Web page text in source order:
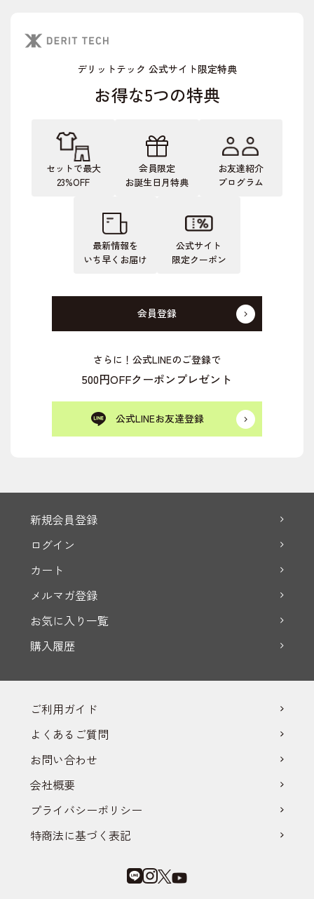
デリットテック 公式サイト限定特典
お得な5つの特典
セットで最大
23%OFF
会員限定
お誕生日月特典
お友達紹介
プログラム
最新情報を
いち早くお届け
公式サイト
限定クーポン
会員登録
さらに！公式LINEのご登録で
500円OFFクーポンプレゼント
公式LINEお友達登録
新規会員登録
ログイン
カート
メルマガ登録
お気に入り一覧
購入履歴
ご利用ガイド
よくあるご質問
お問い合わせ
会社概要
プライバシーポリシー
特商法に基づく表記